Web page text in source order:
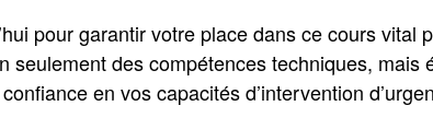
pour garantir votre place dans ce cours vital
seulement des compétences techniques, mais
en vos capacités d’intervention